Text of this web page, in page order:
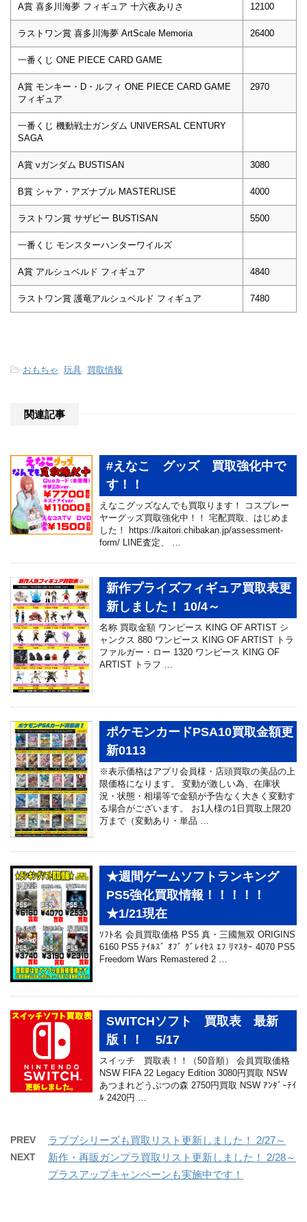
A賞 喜多川海夢 フィギュア 十六夜ありさ 12100
ラストワン賞 喜多川海夢 ArtScale Memoria 26400
一番くじ ONE PIECE CARD GAME
A賞 モンキー・D・ルフィ ONE PIECE CARD GAME
フィギュア
2970
一番くじ 機動戦士ガンダム UNIVERSAL CENTURY
SAGA
A賞 νガンダム BUSTISAN 3080
B賞 シャア・アズナブル MASTERLISE 4000
ラストワン賞 サザビー BUSTISAN 5500
一番くじ モンスターハンターワイルズ
A賞 アルシュベルド フィギュア 4840
ラストワン賞 護竜アルシュベルド フィギュア 7480
-おもちゃ 玩具 買取情報
関連記事
#えなこ グッズ 買取強化中で
す！！
えなこグッズなんでも買取ります！ コスプレー
ヤーグッズ買取強化中！！ 宅配買取、はじめま
した！ https://kaitori.chibakan.jp/assessment-
form/ LINE査定、 …
新作プライズフィギュア買取表更
新しました！ 10/4～
名称 買取金額 ワンピース KING OF ARTIST シ
ャンクス 880 ワンピース KING OF ARTIST トラ
ファルガー・ロー 1320 ワンピース KING OF
ARTIST トラフ …
ポケモンカードPSA10買取金額更
新0113
※表示価格はアプリ会員様・店頭買取の美品の上
限価格になります。 変動が激しい為、在庫状
況・状態・相場等で金額が予告なく大きく変動す
る場合がございます。 お1人様の1日買取上限20
万まで（変動あり・単品 …
★週間ゲームソフトランキング
PS5強化買取情報！！！！！
★1/21現在
ｿﾌﾄ名 会員買取価格 PS5 真・三國無双 ORIGINS
6160 PS5 ﾃｲﾙｽﾞ ｵﾌﾞ ｸﾞﾚｲｾｽ ｴﾌ ﾘﾏｽﾀｰ 4070 PS5
Freedom Wars Remastered 2 …
SWITCHソフト 買取表 最新
版！！ 5/17
スイッチ 買取表！！（50音順） 会員買取価格
NSW FIFA 22 Legacy Edition 3080円買取 NSW
あつまれどうぶつの森 2750円買取 NSW ｱﾝﾀﾞｰﾃｲ
ﾙ 2420円 …
PREV ラブブシリーズも買取リスト更新しました！ 2/27～
NEXT
新作・再販ガンプラ買取リスト更新しました！ 2/28～
プラスアップキャンペーンも実施中です！